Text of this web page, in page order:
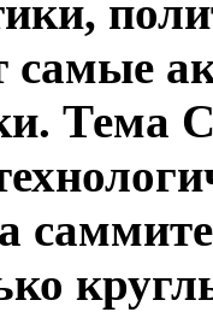
самые
Тема